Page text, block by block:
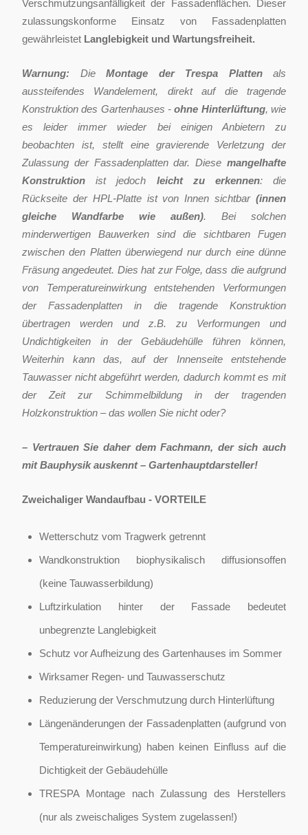
Verschmutzungsanfälligkeit der Fassadenflächen. Dieser
zulassungskonforme Einsatz von Fassadenplatten
gewährleistet Langlebigkeit und Wartungsfreiheit.
Warnung: DieMontage der Trespa Plattenals
aussteifendes Wandelement, direkt auf die tragende
Konstruktion des Gartenhauses -ohne Hinterlüftung, wie
es leider immer wieder bei einigen Anbietern zu
beobachten ist, stellt eine gravierende Verletzung der
Zulassung der Fassadenplatten dar. Diese mangelhafte
Konstruktion ist jedoch leicht zu erkennen: die
Rückseite der HPL-Platte ist von Innen sichtbar (innen
gleiche Wandfarbe wie außen). Bei solchen
minderwertigen Bauwerken sind die sichtbaren Fugen
zwischen den Platten überwiegend nur durch eine dünne
Fräsung angedeutet. Dies hat zur Folge, dass die aufgrund
von Temperatureinwirkung entstehenden Verformungen
der Fassadenplatten in die tragende Konstruktion
übertragen werden und z.B. zu Verformungen und
Undichtigkeiten in der Gebäudehülle führen können,
Weiterhin kann das, auf der Innenseite entstehende
Tauwasser nicht abgeführt werden, dadurch kommt es mit
der Zeit zur Schimmelbildung in der tragenden
Holzkonstruktion – das wollen Sie nicht oder?
– Vertrauen Sie daher dem Fachmann, der sich auch
mit Bauphysik auskennt – Gartenhauptdarsteller!
Zweichaliger Wandaufbau - VORTEILE
Wetterschutz vom Tragwerk getrennt
Wandkonstruktion biophysikalisch diffusionsoffen
(keine Tauwasserbildung)
Luftzirkulation hinter der Fassade bedeutet
unbegrenzte Langlebigkeit
Schutz vor Aufheizung des Gartenhauses im Sommer
Wirksamer Regen- und Tauwasserschutz
Reduzierung der Verschmutzung durch Hinterlüftung
Längenänderungen der Fassadenplatten (aufgrund von
Temperatureinwirkung) haben keinen Einfluss auf die
Dichtigkeit der Gebäudehülle
TRESPA Montage nach Zulassung des Herstellers
(nur als zweischaliges System zugelassen!)